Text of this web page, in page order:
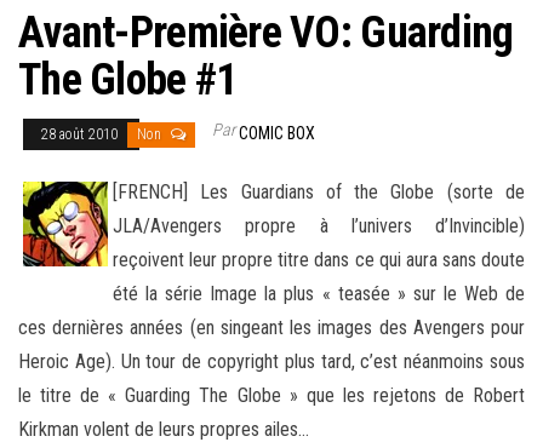
Avant-Première VO: Guarding
The Globe #1
28 août 2010 Non ParCOMIC BOX
[FRENCH] Les Guardians of the Globe (sorte de
JLA/Avengers propre à l’univers d’Invincible)
reçoivent leur propre titre dans ce qui aura sans doute
été la série Image la plus « teasée » sur le Web de
ces dernières années (en singeant les images des Avengers pour
Heroic Age). Un tour de copyright plus tard, c’est néanmoins sous
le titre de « Guarding The Globe » que les rejetons de Robert
Kirkman volent de leurs propres ailes…